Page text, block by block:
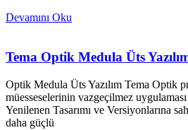
Devamını Oku
Tema Optik Medula Üts
Optik Medula Üts Yazılım Tema Optik
müesseselerinin vazgeçilmez
Yenilenen Tasarımı ve Versiyonlarına
daha güçlü